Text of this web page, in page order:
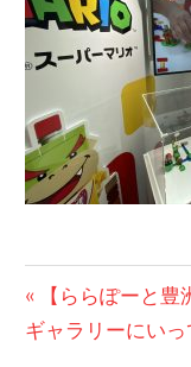
投
稿
前
の
【ららぽーと
ギャラリーにいっ